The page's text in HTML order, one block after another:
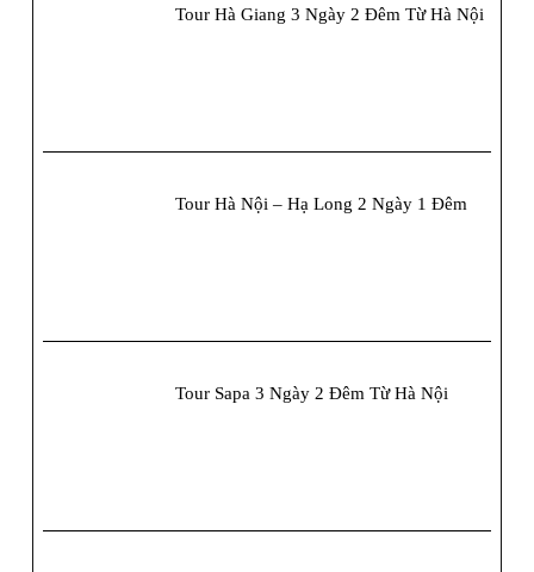
Tour Hà Giang 3 Ngày 2 Đêm Từ Hà Nội
Tour Hà Nội – Hạ Long 2 Ngày 1 Đêm
Tour Sapa 3 Ngày 2 Đêm Từ Hà Nội